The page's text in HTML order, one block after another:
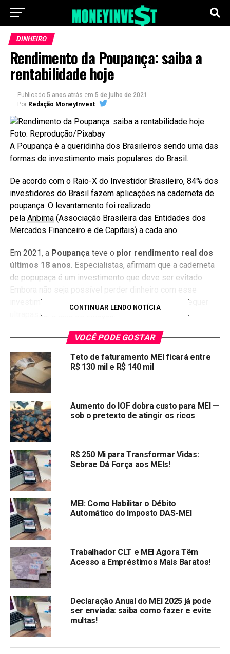
DINHEIRO
Rendimento da Poupança: saiba a
rentabilidade hoje
Publicado 5 anos atrás em 5 de julho de 2021
Por Redação MoneyInvest
Foto: Reprodução/Pixabay
A Poupança é a queridinha dos Brasileiros sendo uma das
formas de investimento mais populares do Brasil.
De acordo com o Raio-X do Investidor Brasileiro, 84% dos
investidores do Brasil fazem aplicações na caderneta de
poupança. O levantamento foi realizado
pela Anbima(Associação Brasileira das Entidades dos
Mercados Financeiro e de Capitais) a cada ano.
Em 2021, a Poupançateve o pior rendimento real dos
últimos 18 anos. Especialistas, afirmam que a caderneta
de popupaça é um investimento que deve ser evitado.
investimento, os rendimentos da poupança nem sequer
ultrapassar a taxa de inflação.
Aremuneração dos depósitos de poupançaé
rendimento. O período de rendimento é o mês corrido, a
partir da data de aniversário da conta de depósito de
poupança, para os depósitos de pessoas físicas e de
entidades sem fins lucrativos.
Quando a taxa de juro básica da economia SELIC, chegar
abaixo dos 8,5% ao ano, a Poupança deixa de remunerar o
SELIC.
Saiba a rentabilidade hoje
O rendimento da poupançapara o mês atual
em0,2446ao mês para depósitos feitos a partir de
04.05.2012.
Compartilhar:
Copy
Link
WhatsApp
Twitter
Facebook
Reddit
Email
TÓPICOS RELACIONADOS:
CONTINUAR LENDO NOTÍCIA
VOCÊ PODE GOSTAR
Teto de faturamento MEI ficará entre
R$ 130 mil e R$ 140 mil
Aumento do IOF dobra custo para MEI —
sob o pretexto de atingir os ricos
R$ 250 Mi para Transformar Vidas:
Sebrae Dá Força aos MEIs!
MEI: Como Habilitar o Débito
Automático do Imposto DAS-MEI
Trabalhador CLT e MEI Agora Têm
Acesso a Empréstimos Mais Baratos!
Declaração Anual do MEI 2025 já pode
ser enviada: saiba como fazer e evite
multas!